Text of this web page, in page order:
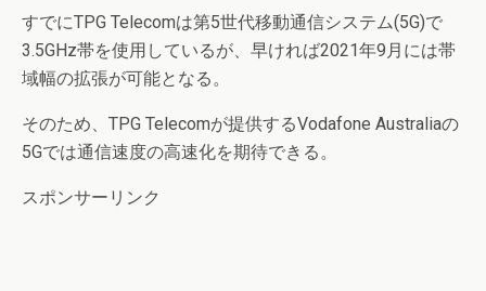
すでにTPG Telecomは第5世代移動通信システム(5G)で
3.5GHz帯を使用しているが、早ければ2021年9月には帯
域幅の拡張が可能となる。
そのため、TPG Telecomが提供するVodafone Australiaの
5Gでは通信速度の高速化を期待できる。
スポンサーリンク